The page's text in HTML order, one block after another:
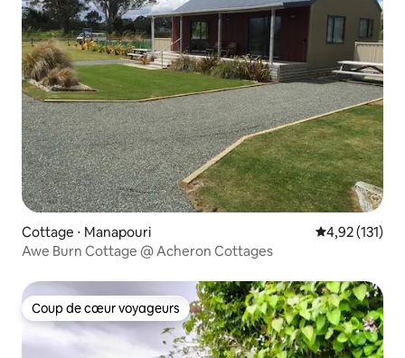
Cottage ⋅ Manapouri Évaluation
4,92 (131)
Awe Burn Cottage @ Acheron Cottages
Coup de cœur voyageurs
Coup de cœur voyageurs